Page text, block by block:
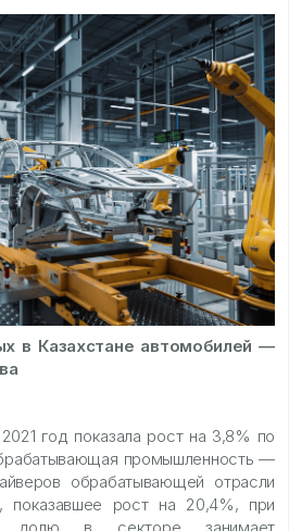
в Казахстане автомобилей —
год показала рост на 3,8% по
промышленность —
обрабатывающей отрасли
показавшее рост на 20,4%, при